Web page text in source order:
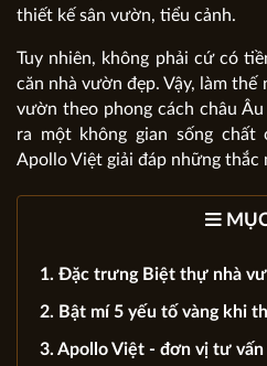
thiết kế sân vườn, tiểu cảnh.
Tuy nhiên, không phải cứ có
căn nhà vườn đẹp. Vậy, làm thế
vườn theo phong cách châu
ra một không gian sống chất
Apollo Việt giải đáp những thắc
1. Đặc trưng Biệt thự nhà
2. Bật mí 5 yếu tố vàng khi
3. Apollo Việt - đơn vị tư